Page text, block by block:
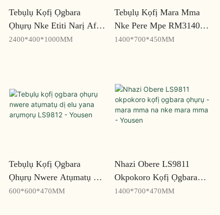
Tebụlụ Kọfị Ọgbara
Ọhụrụ Nke Etiti Narị Afọ
RP824A Maka Iji Ọtụtụ
2400*400*1000MM
Tebụlụ Kọfị Mara Mma
Nke Pere Mpe RM3140C
Maka Ihe Ndozi Dị Mfe -
1400*700*450MM
Tebụlụ Kọfị Ọgbara
Ọhụrụ Nwere Atụmatụ Dị
Elu Yana Arụmọrụ
600*600*470MM
Nhazi Obere LS9811
Okpokoro Kọfị Ọgbara
Ọhụrụ - Mara Mma Na
1400*700*470MM